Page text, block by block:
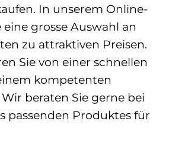
In unserem Online-
grosse Auswahl an
zu attraktiven Preisen.
Sie von einer schnellen
kompetenten
beraten Sie gerne bei
passenden Produktes für